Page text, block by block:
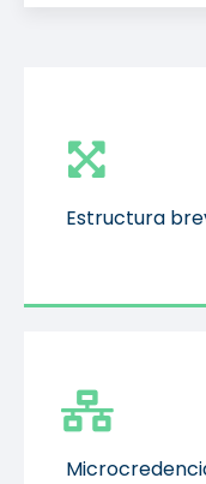
Estructura
Estructura
credenciales